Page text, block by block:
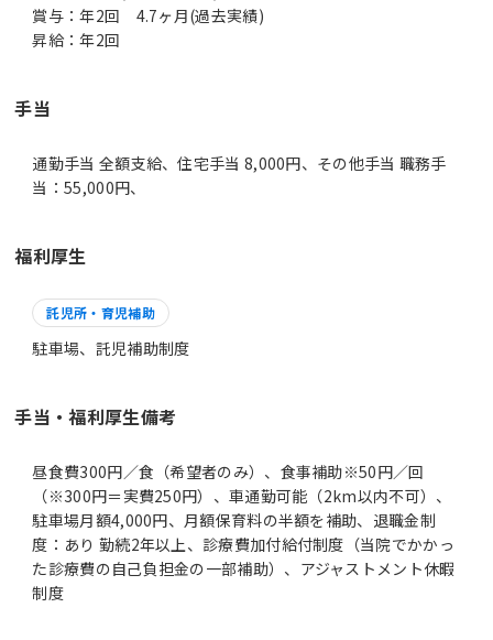
賞与：年2回 4.7ヶ月(過去実績)
手当
通勤手当 全額支給、住宅手当 8,000円、その他手当 職務手
当：55,000円、
福利厚生
託児所・育児補助
駐車場、託児補助制度
手当・福利厚生備考
昼食費300円／食（希望者のみ）、食事補助※50円／回
（※300円＝実費250円）、車通勤可能（2km以内不可）、
駐車場月額4,000円、月額保育料の半額を補助、退職金制
度：あり 勤続2年以上、診療費加付給付制度（当院でかかっ
た診療費の自己負担金の一部補助）、アジャストメント休暇
制度